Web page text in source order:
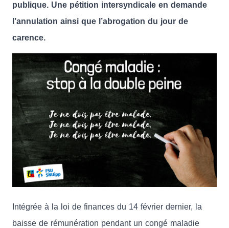
publique. Une pétition intersyndicale en demande
l’annulation ainsi que l’abrogation du jour de
carence.
Intégrée à la loi de finances du 14 février dernier, la
baisse de rémunération pendant un congé maladie